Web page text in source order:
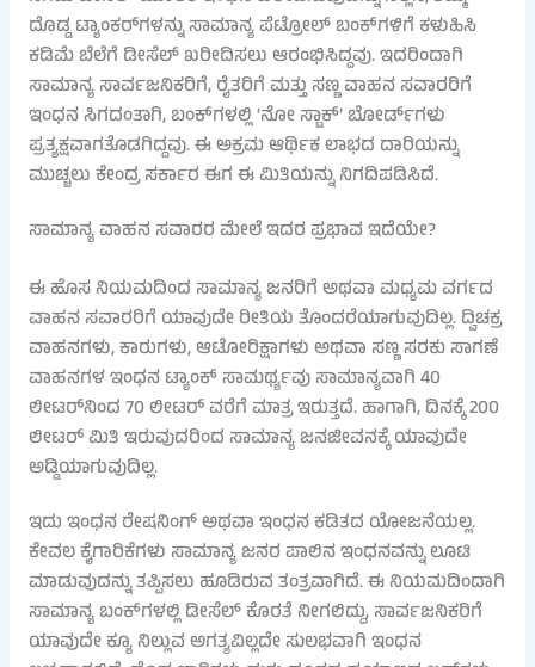
ದೊಡ್ಡ ಟ್ಯಾಂಕರ್‌ಗಳನ್ನು ಸಾಮಾನ್ಯ ಪೆಟ್ರೋಲ್ ಬಂಕ್‌ಗಳಿಗೆ ಕಳುಹಿಸಿ
ಕಡಿಮೆ ಬೆಲೆಗೆ ಡೀಸೆಲ್ ಖರೀದಿಸಲು ಆರಂಭಿಸಿದ್ದವು. ಇದರಿಂದಾಗಿ
ಸಾಮಾನ್ಯ ಸಾರ್ವಜನಿಕರಿಗೆ, ರೈತರಿಗೆ ಮತ್ತು ಸಣ್ಣ ವಾಹನ ಸವಾರರಿಗೆ
ಇಂಧನ ಸಿಗದಂತಾಗಿ, ಬಂಕ್‌ಗಳಲ್ಲಿ ‘ನೋ ಸ್ಟಾಕ್’ ಬೋರ್ಡ್‌ಗಳು
ಪ್ರತ್ಯಕ್ಷವಾಗತೊಡಗಿದ್ದವು. ಈ ಅಕ್ರಮ ಆರ್ಥಿಕ ಲಾಭದ ದಾರಿಯನ್ನು
ಮುಚ್ಚಲು ಕೇಂದ್ರ ಸರ್ಕಾರ ಈಗ ಈ ಮಿತಿಯನ್ನು ನಿಗದಿಪಡಿಸಿದೆ.
ಸಾಮಾನ್ಯ ವಾಹನ ಸವಾರರ ಮೇಲೆ ಇದರ ಪ್ರಭಾವ ಇದೆಯೇ?
ಈ ಹೊಸ ನಿಯಮದಿಂದ ಸಾಮಾನ್ಯ ಜನರಿಗೆ ಅಥವಾ ಮಧ್ಯಮ ವರ್ಗದ
ವಾಹನ ಸವಾರರಿಗೆ ಯಾವುದೇ ರೀತಿಯ ತೊಂದರೆಯಾಗುವುದಿಲ್ಲ. ದ್ವಿಚಕ್ರ
ವಾಹನಗಳು, ಕಾರುಗಳು, ಆಟೋರಿಕ್ಷಾಗಳು ಅಥವಾ ಸಣ್ಣ ಸರಕು ಸಾಗಣೆ
ವಾಹನಗಳ ಇಂಧನ ಟ್ಯಾಂಕ್ ಸಾಮರ್ಥ್ಯವು ಸಾಮಾನ್ಯವಾಗಿ 40
ಲೀಟರ್‌ನಿಂದ 70 ಲೀಟರ್ ವರೆಗೆ ಮಾತ್ರ ಇರುತ್ತದೆ. ಹಾಗಾಗಿ, ದಿನಕ್ಕೆ 200
ಲೀಟರ್ ಮಿತಿ ಇರುವುದರಿಂದ ಸಾಮಾನ್ಯ ಜನಜೀವನಕ್ಕೆ ಯಾವುದೇ
ಅಡ್ಡಿಯಾಗುವುದಿಲ್ಲ.
ಇದು ಇಂಧನ ರೇಷನಿಂಗ್ ಅಥವಾ ಇಂಧನ ಕಡಿತದ ಯೋಜನೆಯಲ್ಲ.
ಕೇವಲ ಕೈಗಾರಿಕೆಗಳು ಸಾಮಾನ್ಯ ಜನರ ಪಾಲಿನ ಇಂಧನವನ್ನು ಲೂಟಿ
ಮಾಡುವುದನ್ನು ತಪ್ಪಿಸಲು ಹೂಡಿರುವ ತಂತ್ರವಾಗಿದೆ. ಈ ನಿಯಮದಿಂದಾಗಿ
ಸಾಮಾನ್ಯ ಬಂಕ್‌ಗಳಲ್ಲಿ ಡೀಸೆಲ್ ಕೊರತೆ ನೀಗಲಿದ್ದು, ಸಾರ್ವಜನಿಕರಿಗೆ
ಯಾವುದೇ ಕ್ಯೂ ನಿಲ್ಲುವ ಅಗತ್ಯವಿಲ್ಲದೇ ಸುಲಭವಾಗಿ ಇಂಧನ